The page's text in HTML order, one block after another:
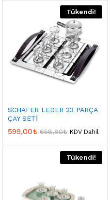
Tükendi!
SCHAFER LEDER 23 PARÇA
ÇAY SETİ
599,00₺ 658,80₺ KDV Dahil
Tükendi!